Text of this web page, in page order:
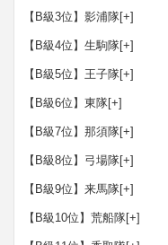
【B級3位】影浦隊[+]
【B級4位】生駒隊[+]
【B級5位】王子隊[+]
【B級6位】東隊[+]
【B級7位】那須隊[+]
【B級8位】弓場隊[+]
【B級9位】来馬隊[+]
【B級10位】荒船隊[+]